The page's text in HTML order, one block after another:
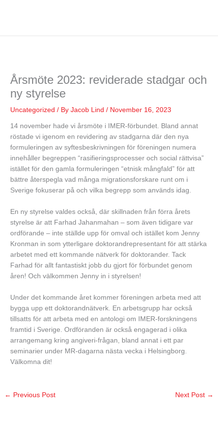
Årsmöte 2023: reviderade stadgar och
ny styrelse
Uncategorized / ByJacob Lind/ November 16, 2023
14 november hade vi årsmöte i IMER-förbundet. Bland annat
röstade vi igenom en revidering av stadgarna där den nya
formuleringen av syftesbeskrivningen för föreningen numera
innehåller begreppen “rasifieringsprocesser och social rättvisa”
istället för den gamla formuleringen “etnisk mångfald” för att
bättre återspegla vad många migrationsforskare runt om i
Sverige fokuserar på och vilka begrepp som används idag.
En ny styrelse valdes också, där skillnaden från förra årets
styrelse är att Farhad Jahanmahan – som även tidigare var
ordförande – inte ställde upp för omval och istället kom Jenny
Kronman in som ytterligare doktorandrepresentant för att stärka
arbetet med ett kommande nätverk för doktorander. Tack
Farhad för allt fantastiskt jobb du gjort för förbundet genom
åren! Och välkommen Jenny in i styrelsen!
Under det kommande året kommer föreningen arbeta med att
bygga upp ett doktorandnätverk. En arbetsgrupp har också
tillsatts för att arbeta med en antologi om IMER-forskningens
framtid i Sverige. Ordföranden är också engagerad i olika
arrangemang kring angiveri-frågan, bland annat i ett par
seminarier under MR-dagarna nästa vecka i Helsingborg.
Välkomna dit!
← Previous Post Next Post →